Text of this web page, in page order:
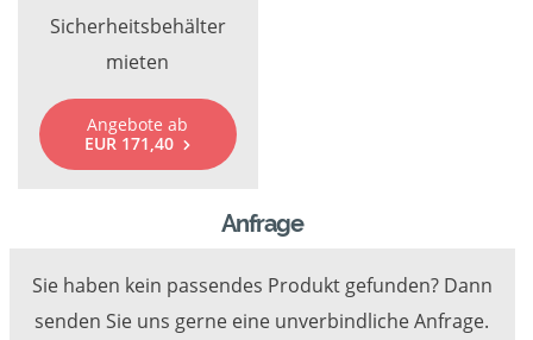
Sicherheitsbehälter
mieten
Angebote ab
EUR 171,40
Anfrage
Sie haben kein passendes Produkt gefunden? Dann
senden Sie uns gerne eine unverbindliche Anfrage.